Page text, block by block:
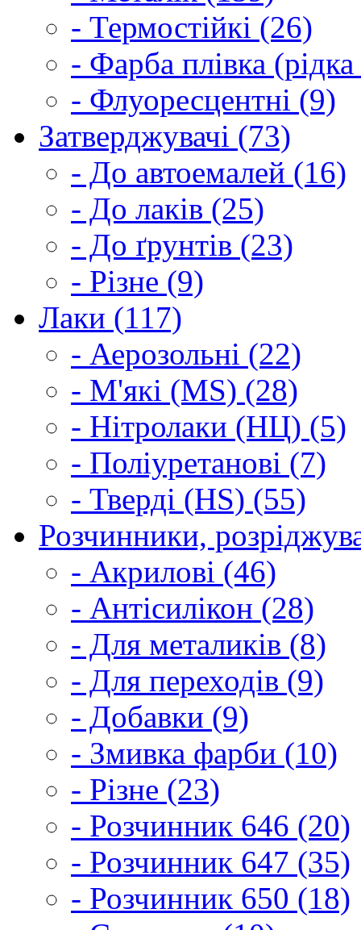
- Термостійкі (26)
- Фарба плівка
- Флуоресцентні (9)
Затверджувачі (73)
- До автоемалей (16)
- До лаків (25)
- До ґрунтів (23)
- Різне (9)
Лаки (117)
- Аерозольні (22)
- М'які (MS) (28)
- Нітролаки (НЦ) (5)
- Поліуретанові (7)
- Тверді (HS) (55)
Розчинники,
- Акрилові (46)
- Антісилікон (28)
- Для металиків (8)
- Для переходів (9)
- Добавки (9)
- Змивка фарби (10)
- Різне (23)
- Розчинник 646 (20)
- Розчинник 647 (35)
- Розчинник 650 (18)